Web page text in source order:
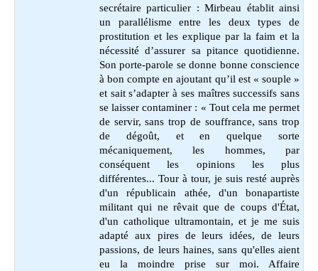
secrétaire particulier : Mirbeau établit ainsi
un parallélisme entre les deux types de
prostitution et les explique par la faim et la
nécessité d’assurer sa pitance quotidienne.
Son porte-parole se donne bonne conscience
à bon compte en ajoutant qu’il est « souple »
et sait s’adapter à ses maîtres successifs sans
se laisser contaminer : « Tout cela me permet
de servir, sans trop de souffrance, sans trop
de dégoût, et en quelque sorte
mécaniquement, les hommes, par
conséquent les opinions les plus
différentes... Tour à tour, je suis resté auprès
d'un républicain athée, d'un bonapartiste
militant qui ne rêvait que de coups d'État,
d'un catholique ultramontain, et je me suis
adapté aux pires de leurs idées, de leurs
passions, de leurs haines, sans qu'elles aient
eu la moindre prise sur moi. Affaire